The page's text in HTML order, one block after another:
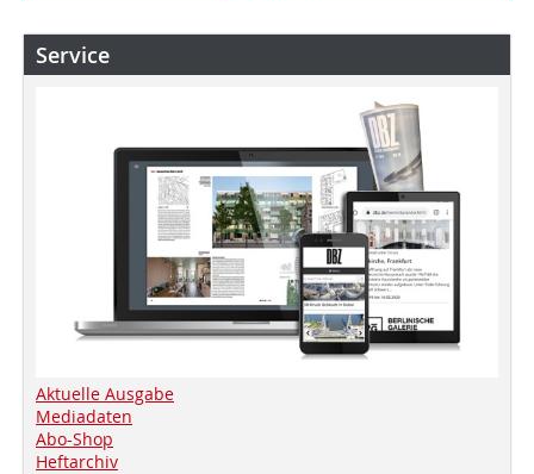
Service
Aktuelle Ausgabe
Mediadaten
Abo-Shop
Heftarchiv